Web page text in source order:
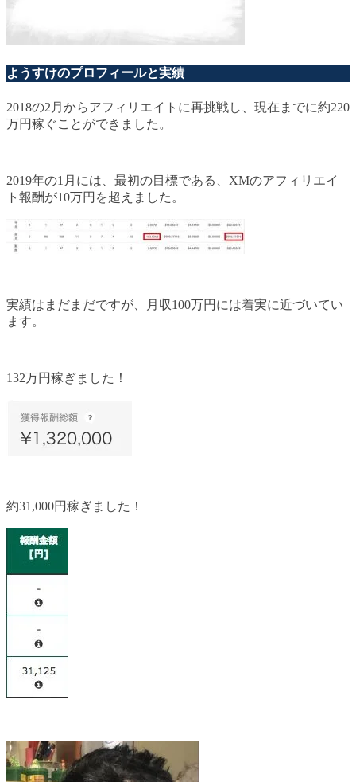
ようすけのプロフィールと実績
2018の2月からアフィリエイトに再挑戦し、現在までに約220
万円稼ぐことができました。
2019年の1月には、最初の目標である、XMのアフィリエイ
ト報酬が10万円を超えました。
実績はまだまだですが、月収100万円には着実に近づいてい
ます。
132万円稼ぎました！
約31,000円稼ぎました！